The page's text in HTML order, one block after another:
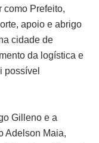
como Prefeito,
apoio e abrigo
cidade de
da logística e
possível
Gilleno e a
Adelson Maia,